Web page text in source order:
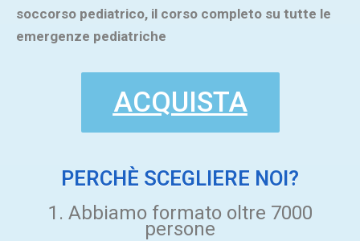
soccorso pediatrico, il corso completo su tutte le
emergenze pediatriche
ACQUISTA
PERCHÈ SCEGLIERE NOI?
1. Abbiamo formato oltre 7000
persone